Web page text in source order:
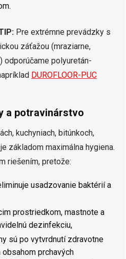
Pre extrémne prevádzky s
záťažou (mraziarne,
odporúčame polyuretán-
DUROFLOOR-PUC
a potravinárstvo
kuchyniach, bitúnkoch,
základom maximálna hygiena.
riešením, pretože:
usadzovanie baktérií a
prostriedkom, mastnote a
dezinfekciu,
sú po vytvrdnutí zdravotne
prchavých